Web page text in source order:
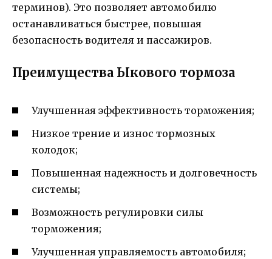
терминов). Это позволяет автомобилю
останавливаться быстрее, повышая
безопасность водителя и пассажиров.
Преимущества Ыкового тормоза
Улучшенная эффективность торможения;
Низкое трение и износ тормозных
колодок;
Повышенная надежность и долговечность
системы;
Возможность регулировки силы
торможения;
Улучшенная управляемость автомобиля;